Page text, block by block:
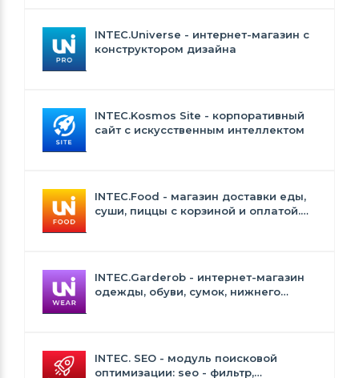
INTEC.Universe - интернет-магазин с
конструктором дизайна
INTEC.Kosmos Site - корпоративный
сайт с искусственным интеллектом
INTEC.Food - магазин доставки еды,
суши, пиццы с корзиной и оплатой.
INTEC.Garderob - интернет-магазин
одежды, обуви, сумок, нижнего
INTEC. SEO - модуль поисковой
оптимизации: seo - фильтр,